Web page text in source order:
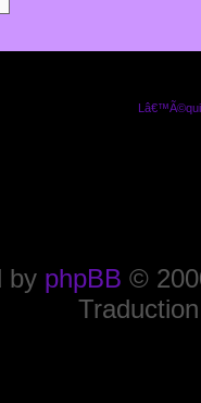
by phpBB ©